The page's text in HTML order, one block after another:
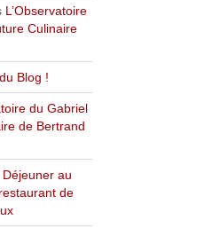
L’Observatoire
Culinaire
Blog !
du Gabriel
de Bertrand
Déjeuner au
de